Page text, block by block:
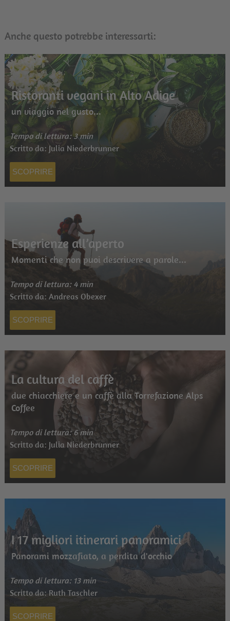
Anche questo potrebbe interessarti:
Ristoranti vegani in Alto Adige
un viaggio nel gusto...
Tempo di lettura: 3 min
Scritto da: Julia Niederbrunner
SCOPRIRE
Esperienze all’aperto
Momenti che non puoi descrivere a parole...
Tempo di lettura: 4 min
Scritto da: Andreas Obexer
SCOPRIRE
La cultura del caffè
due chiacchiere e un caffè alla Torrefazione Alps
Coffee
Tempo di lettura: 6 min
Scritto da: Julia Niederbrunner
SCOPRIRE
I 17 migliori itinerari panoramici
Panorami mozzafiato, a perdita d'occhio
Tempo di lettura: 13 min
Scritto da: Ruth Taschler
SCOPRIRE